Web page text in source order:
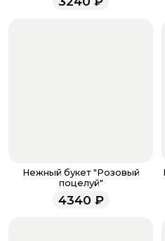
звоните по номеру
напишите WhatsApp
+7
менеджеры работают
всегда рады
Нежный букет "Розовый
поцелуй"
4340 ₽